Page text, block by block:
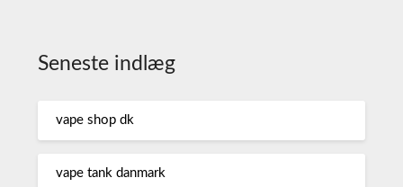
Seneste indlæg
vape shop dk
vape tank danmark